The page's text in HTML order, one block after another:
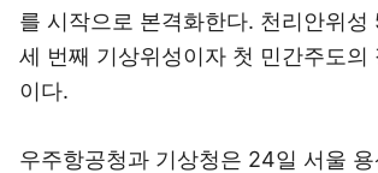
를 시작으로 본격화한다. 천리안위성
세 번째 기상위성이자 첫 민간주도의
이다.
우주항공청과 기상청은 24일 서울